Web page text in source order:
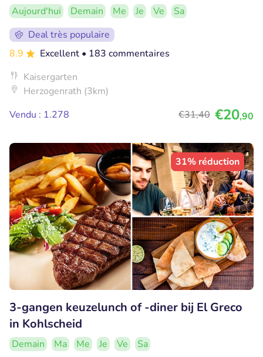
Aujourd'hui Demain Me Je Ve
Sa
Deal très populaire
8.9
Excellent • 183 commentaires
Kaisergarten
Herzogenrath (3km)
Vendu : 1.278
€31,40 €20,90
31% réduction
3-gangen keuzelunch of -diner bij El Greco
in Kohlscheid
Demain Ma Me Je Ve
Sa